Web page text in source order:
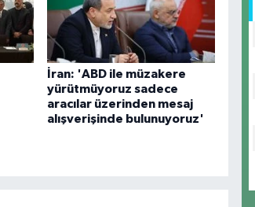
İran: 'ABD ile müzakere
yürütmüyoruz sadece
aracılar üzerinden mesaj
alışverişinde bulunuyoruz'